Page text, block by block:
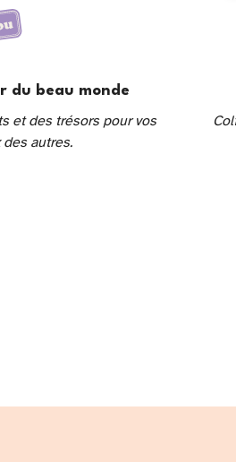
du beau monde
et des trésors pour vos
autres.